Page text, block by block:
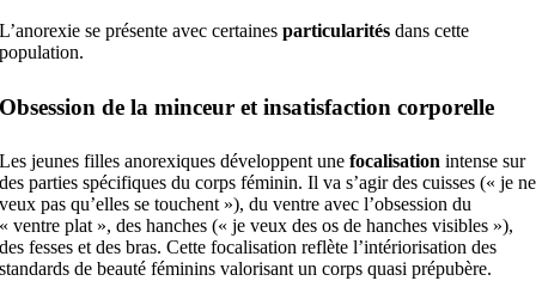
L’anorexie se présente avec certainesparticularités dans cette
population.
Obsession de la minceur et insatisfaction corporelle
Les jeunes filles anorexiques développent unefocalisation intense sur
des parties spécifiques du corps féminin. Il va s’agir des cuisses (« je ne
veux pas qu’elles se touchent »), du ventre avec l’obsession du
« ventre plat », des hanches (« je veux des os de hanches visibles »),
des fesses et des bras. Cette focalisation reflète l’intériorisation des
standards de beauté féminins valorisant un corps quasi prépubère.